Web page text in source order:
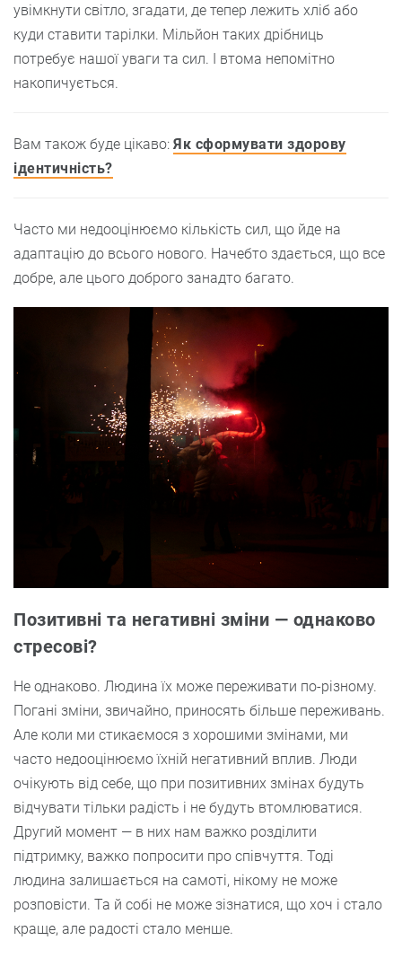
увімкнути світло, згадати, де тепер лежить хліб або
куди ставити тарілки. Мільйон таких дрібниць
потребує нашої уваги та сил. І втома непомітно
накопичується.
Вам також буде цікаво: Як сформувати здорову
ідентичність?
Часто ми недооцінюємо кількість сил, що йде на
адаптацію до всього нового. Начебто здається, що все
добре, але цього доброго занадто багато.
Позитивні та негативні зміни — однаково
стресові?
Не однаково. Людина їх може переживати по-різному.
Погані зміни, звичайно, приносять більше переживань.
Але коли ми стикаємося з хорошими змінами, ми
часто недооцінюємо їхній негативний вплив. Люди
очікують від себе, що при позитивних змінах будуть
відчувати тільки радість і не будуть втомлюватися.
Другий момент — в них нам важко розділити
підтримку, важко попросити про співчуття. Тоді
людина залишається на самоті, нікому не може
розповісти. Та й собі не може зізнатися, що хоч і стало
краще, але радості стало менше.